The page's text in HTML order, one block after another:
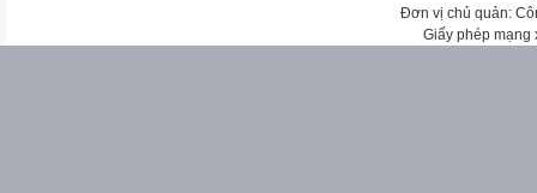
Đơn vị chủ quản:
Giấy phép mạng